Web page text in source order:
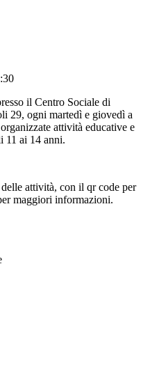
il Centro Sociale di
29, ogni martedì e giovedì a
attività educative e
11 ai 14 anni.
attività, con il qr code per
maggiori informazioni.